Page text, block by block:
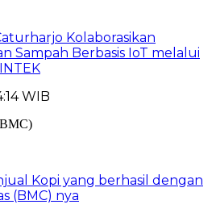
Kolaborasikan
Sampah Berbasis IoT melalui
WIB
Kopi yang berhasil dengan
(BMC) nya